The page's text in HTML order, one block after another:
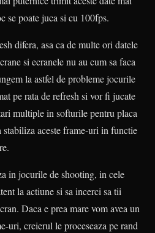
se poate juca si cu 100fps.
difera, asa ca de multe ori datele
si ecranele nu au cum sa faca
la astfel de probleme jocurile
pe rata de refresh si vor fi jucate
multiple in softurile pentru placa
aceste frame-uri in functie
in jocurile de shooting, in cele
la actiune si sa incerci sa tii
Daca e prea mare vom avea un
uri, creierul le proceseaza pe rand